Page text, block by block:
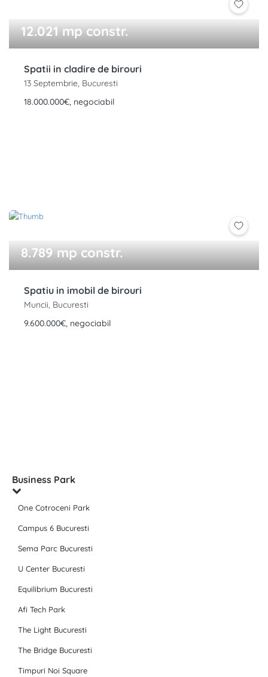
12.021 mp constr.
Spatii in cladire de birouri
13 Septembrie, Bucuresti
18.000.000€, negociabil
8.789 mp constr.
Spatiu in imobil de birouri
Muncii, Bucuresti
9.600.000€, negociabil
Business Park
One Cotroceni Park
Campus 6 Bucuresti
Sema Parc Bucuresti
U Center Bucuresti
Equilibrium Bucuresti
Afi Tech Park
The Light Bucuresti
The Bridge Bucuresti
Timpuri Noi Square